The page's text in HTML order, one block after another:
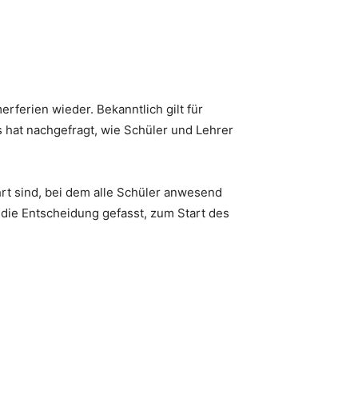
wieder. Bekanntlich gilt für
nachgefragt, wie Schüler und Lehrer
sind, bei dem alle Schüler anwesend
Entscheidung gefasst, zum Start des